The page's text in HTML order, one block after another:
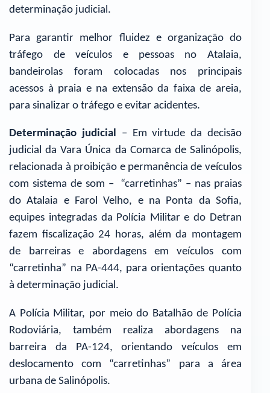
determinação judicial.
Para garantir melhor fluidez e organização do
tráfego de veículos e pessoas no Atalaia,
bandeirolas foram colocadas nos principais
acessos à praia e na extensão da faixa de areia,
para sinalizar o tráfego e evitar acidentes.
Determinação judicial – Em virtude da decisão
judicial da Vara Única da Comarca de Salinópolis,
relacionada à proibição e permanência de veículos
com sistema de som – “carretinhas” – nas praias
do Atalaia e Farol Velho, e na Ponta da Sofia,
equipes integradas da Polícia Militar e do Detran
fazem fiscalização 24 horas, além da montagem
de barreiras e abordagens em veículos com
“carretinha” na PA-444, para orientações quanto
à determinação judicial.
A Polícia Militar, por meio do Batalhão de Polícia
Rodoviária, também realiza abordagens na
barreira da PA-124, orientando veículos em
deslocamento com “carretinhas” para a área
urbana de Salinópolis.